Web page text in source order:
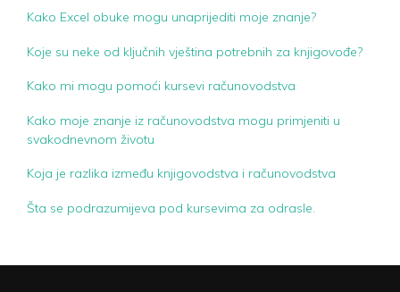
Kako Excel obuke mogu unaprijediti moje znanje?
Koje su neke od ključnih vještina potrebnih za knjigovođe?
Kako mi mogu pomoći kursevi računovodstva
Kako moje znanje iz računovodstva mogu primjeniti u
svakodnevnom životu
Koja je razlika između knjigovodstva i računovodstva
Šta se podrazumijeva pod kursevima za odrasle.